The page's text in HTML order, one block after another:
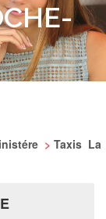
> Taxis La